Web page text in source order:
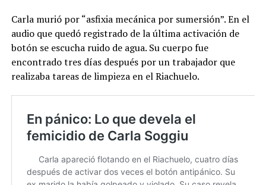
Carla murió por “asfixia mecánica por sumersión”. En el
audio que quedó registrado de la última activación de
botón se escucha ruido de agua. Su cuerpo fue
encontrado tres días después por un trabajador que
realizaba tareas de limpieza en el Riachuelo.